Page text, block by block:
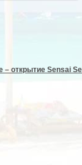
открытие Sensai